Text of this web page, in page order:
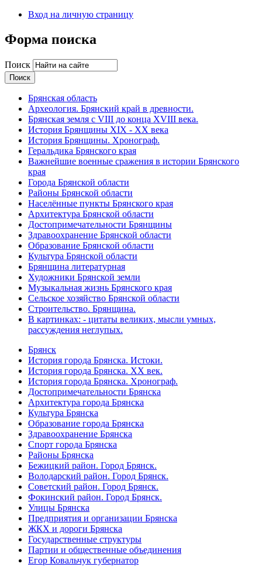
Вход на личную страницу
Форма поиска
Поиск
Брянская область
Археология. Брянский край в древности.
Брянская земля с VIII до конца XVIII века.
История Брянщины XIX - XX века
История Брянщины. Хронограф.
Геральдика Брянского края
Важнейшие военные сражения в истории Брянского
края
Города Брянской области
Районы Брянской области
Населённые пункты Брянского края
Архитектура Брянской области
Достопримечательности Брянщины
Здравоохранение Брянской области
Образование Брянской области
Культура Брянской области
Брянщина литературная
Художники Брянской земли
Музыкальная жизнь Брянского края
Сельское хозяйство Брянской области
Строительство. Брянщина.
В картинках: - цитаты великих, мысли умных,
рассуждения неглупых.
Брянск
История города Брянска. Истоки.
История города Брянска. XX век.
История города Брянска. Хронограф.
Достопримечательности Брянска
Архитектура города Брянска
Культура Брянска
Образование города Брянска
Здравоохранение Брянска
Спорт города Брянска
Районы Брянска
Бежицкий район. Город Брянск.
Володарский район. Город Брянск.
Советский район. Город Брянск.
Фокинский район. Город Брянск.
Улицы Брянска
Предприятия и организации Брянска
ЖКХ и дороги Брянска
Государственные структуры
Партии и общественные объединения
Егор Ковальчук губернатор